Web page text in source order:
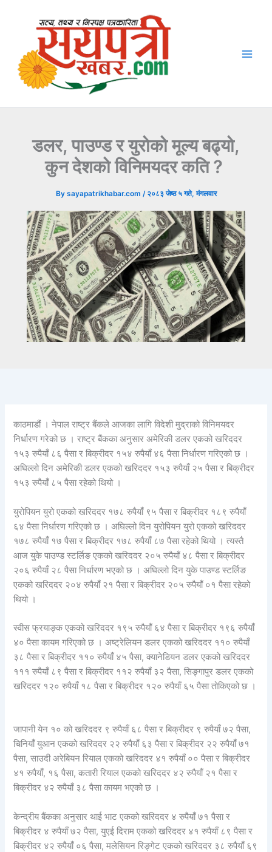
डलर, पाउण्ड र युरोको मूल्य बढ्यो,
कुन देशको विनिमयदर कति ?
By sayapatrikhabar.com / २०८३ जेष्ठ ५ गते, मंगलवार
काठमाडौं । नेपाल राष्ट्र बैंकले आजका लागि विदेशी मुद्राको विनिमयदर
निर्धारण गरेको छ । राष्ट्र बैंकका अनुसार अमेरिकी डलर एकको खरिददर
१५३ रुपैयाँ ८६ पैसा र बिक्रीदर १५४ रुपैयाँ ४६ पैसा निर्धारण गरिएको छ ।
अघिल्लो दिन अमेरिकी डलर एकको खरिददर १५३ रुपैयाँ २५ पैसा र बिक्रीदर
१५३ रुपैयाँ ८५ पैसा रहेको थियो ।
युरोपियन युरो एकको खरिददर १७८ रुपैयाँ ९५ पैसा र बिक्रीदर १८९ रुपैयाँ
६४ पैसा निर्धारण गरिएको छ । अघिल्लो दिन युरोपियन युरो एकको खरिददर
१७८ रुपैयाँ १७ पैसा र बिक्रीदर १७८ रुपैयाँ ८७ पैसा रहेको थियो । त्यस्तै
आज युके पाउण्ड स्टर्लिङ एकको खरिददर २०५ रुपैयाँ ४८ पैसा र बिक्रीदर
२०६ रुपैयाँ २८ पैसा निर्धारण भएको छ । अघिल्लो दिन युके पाउण्ड स्टर्लिङ
एकको खरिददर २०४ रुपैयाँ २१ पैसा र बिक्रीदर २०५ रुपैयाँ ०१ पैसा रहेको
थियो ।
स्वीस फ्रयाङ्क एकको खरिददर १९५ रुपैयाँ ६४ पैसा र बिक्रीदर १९६ रुपैयाँ
४० पैसा कायम गरिएको छ । अष्ट्रेलियन डलर एकको खरिददर ११० रुपैयाँ
३८ पैसा र बिक्रीदर ११० रुपैयाँ ४५ पैसा, क्यानेडियन डलर एकको खरिददर
१११ रुपैयाँ ८९ पैसा र बिक्रीदर ११२ रुपैयाँ ३२ पैसा, सिङ्गापुर डलर एकको
खरिददर १२० रुपैयाँ १८ पैसा र बिक्रीदर १२० रुपैयाँ ६५ पैसा तोकिएको छ ।
जापानी येन १० को खरिददर ९ रुपैयाँ ६८ पैसा र बिक्रीदर ९ रुपैयाँ ७२ पैसा,
चिनियाँ युआन एकको खरिददर २२ रुपैयाँ ६३ पैसा र बिक्रीदर २२ रुपैयाँ ७१
पैसा, साउदी अरेबियन रियाल एकको खरिददर ४१ रुपैयाँ ०० पैसा र बिक्रीदर
४१ रुपैयाँ, १६ पैसा, कतारी रियाल एकको खरिददर ४२ रुपैयाँ २१ पैसा र
बिक्रीदर ४२ रुपैयाँ ३८ पैसा कायम भएको छ ।
केन्द्रीय बैंकका अनुसार थाई भाट एकको खरिददर ४ रुपैयाँ ७१ पैसा र
बिक्रीदर ४ रुपैयाँ ७२ पैसा, युएई दिराम एकको खरिददर ४१ रुपैयाँ ८९ पैसा र
बिक्रीदर ४२ रुपैयाँ ०६ पैसा, मलेसियन रिङ्गेट एकको खरिददर ३८ रुपैयाँ ६९